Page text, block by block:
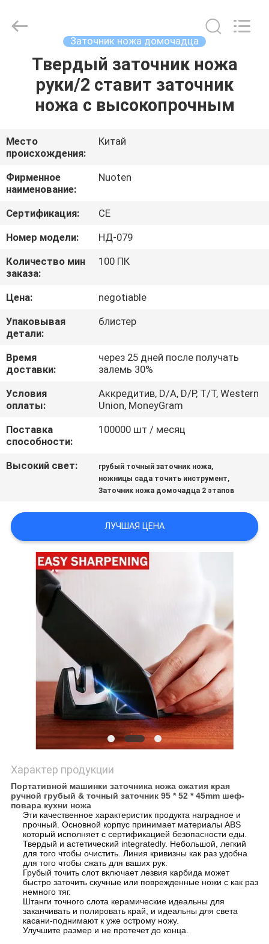
ДОМОЙ
ПРОДУКТЫ
ВИДЕОЗАПИСИ
О
НАС
ЭКСКУРСИЯ
ПО
ЗАВОДУ
КОНТРОЛЬ
КАЧЕСТВА
СВЯЖИТЕСЬ
С
ЗАПРОСИТЕ
ЦИТАТУ
КАРТА
САЙТА
PRIVACY
Appliance
Заточник ножа домочадца
Твердый заточник ножа
руки/2 ставит заточник
ножа с высокопрочным
Место
происхождения:
Китай
Фирменное
наименование:
Nuoten
Сертификация:
CE
Номер модели:
НД-079
Количество мин
заказа:
100 ПК
Цена:
negotiable
Упаковывая
детали:
блистер
Время
доставки:
через 25 дней после получать
залемь 30%
Условия
оплаты:
Аккредитив, D/A, D/P, T/T, Western
Union, MoneyGram
Поставка
способности:
100000 шт / месяц
Высокий свет: грубый точный заточник ножа,
ножницы сада точить инструмент,
Заточник ножа домочадца 2 этапов
ЛУЧШАЯ ЦЕНА
Характер продукции
Портативной машинки заточника ножа сжатия края
ручной грубый & точный заточник 95 * 52 * 45mm шеф-
повара кухни ножа
Эти качественное характеристик продукта наградное и
прочный. Основной корпус принимает материалы ABS
который исполняет с сертификацией безопасности еды.
Твердый и астетический integratedly. Небольшой, легкий
для того чтобы очистить. Линия кривизны как раз удобна
для того чтобы сжать для ваших рук.
Грубый точить слот включает лезвия карбида может
быстро заточить скучные или поврежденные ножи с как раз
немного тяг.
Штанги точного слота керамические идеальны для
заканчивать и полировать край, и идеальны для света
касани-поднимают к уже острому ножу.
Улучшите размер и не протечет до конца.